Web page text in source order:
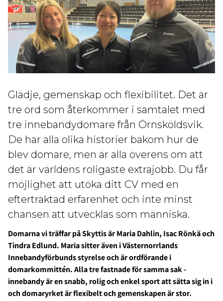
Glädje, gemenskap och flexibilitet. Det är
tre ord som återkommer i samtalet med
tre innebandydomare från Örnsköldsvik.
De har alla olika historier bakom hur de
blev domare, men är alla överens om att
det är världens roligaste extrajobb. Du får
möjlighet att utöka ditt CV med en
eftertraktad erfarenhet och inte minst
chansen att utvecklas som människa.
Domarna vi träffar på Skyttis är Maria Dahlin, Isac Rönkä och
Tindra Edlund. Maria sitter även i Västernorrlands
Innebandyförbunds styrelse och är ordförande i
domarkommittén. Alla tre fastnade för samma sak -
innebandy är en snabb, rolig och enkel sport att sätta sig in i
och domaryrket är flexibelt och gemenskapen är stor.